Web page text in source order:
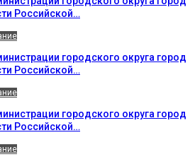
Российской…
городского округа город
Российской…
городского округа город
Российской…